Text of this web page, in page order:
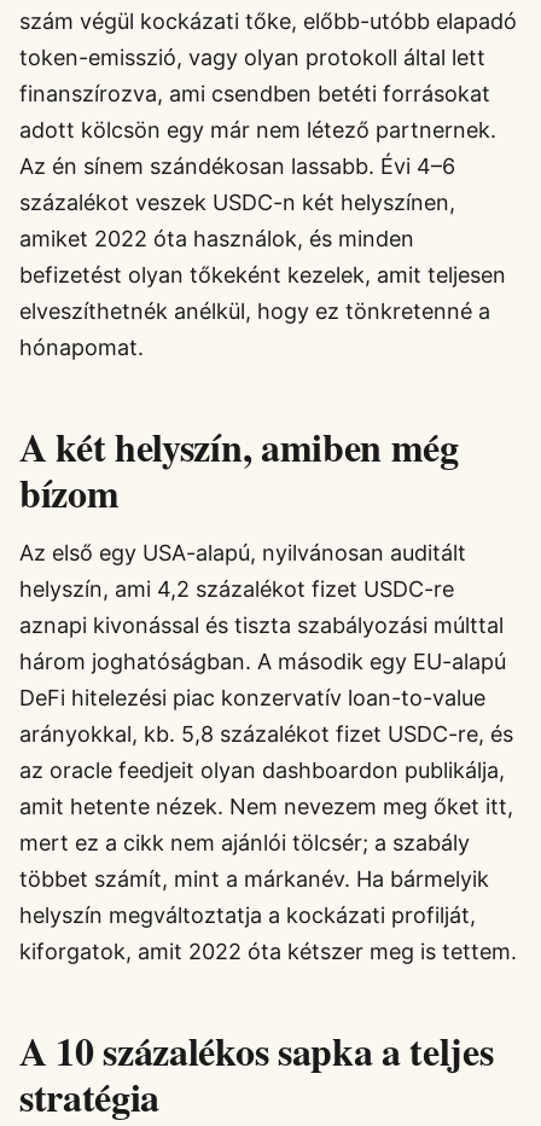
szám végül kockázati tőke, előbb-utóbb elapadó
token-emisszió, vagy olyan protokoll által lett
finanszírozva, ami csendben betéti forrásokat
adott kölcsön egy már nem létező partnernek.
Az én sínem szándékosan lassabb. Évi 4–6
százalékot veszek USDC-n két helyszínen,
amiket 2022 óta használok, és minden
befizetést olyan tőkeként kezelek, amit teljesen
elveszíthetnék anélkül, hogy ez tönkretenné a
hónapomat.
A két helyszín, amiben még
bízom
Az első egy USA-alapú, nyilvánosan auditált
helyszín, ami 4,2 százalékot fizet USDC-re
aznapi kivonással és tiszta szabályozási múlttal
három joghatóságban. A második egy EU-alapú
DeFi hitelezési piac konzervatív loan-to-value
arányokkal, kb. 5,8 százalékot fizet USDC-re, és
az oracle feedjeit olyan dashboardon publikálja,
amit hetente nézek. Nem nevezem meg őket itt,
mert ez a cikk nem ajánlói tölcsér; a szabály
többet számít, mint a márkanév. Ha bármelyik
helyszín megváltoztatja a kockázati profilját,
kiforgatok, amit 2022 óta kétszer meg is tettem.
A 10 százalékos sapka a teljes
stratégia